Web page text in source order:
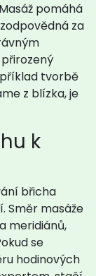
pomáhá
za
tvorbě
z blízka, je
k
břicha
Směr masáže
meridiánů,
se
hodinových